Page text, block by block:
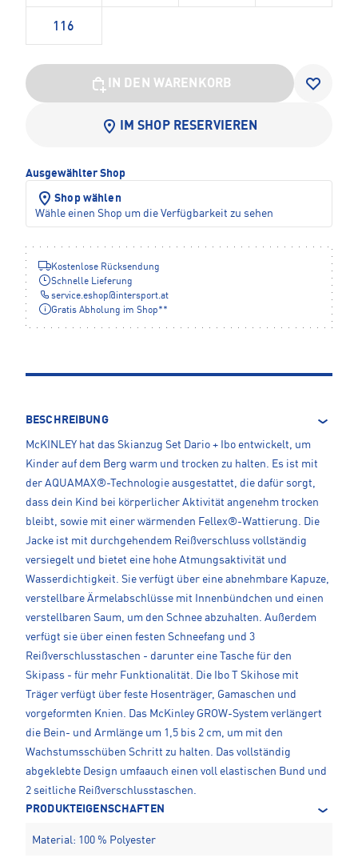
116
IN DEN WARENKORB
IM SHOP RESERVIEREN
Ausgewählter Shop
Shop wählen
Wähle einen Shop um die Verfügbarkeit zu sehen
Kostenlose Rücksendung
Schnelle Lieferung
service.eshop@intersport.at
Gratis Abholung im Shop**
BESCHREIBUNG
McKINLEY hat das Skianzug Set Dario + Ibo entwickelt, um
Kinder auf dem Berg warm und trocken zu halten. Es ist mit
der AQUAMAX®-Technologie ausgestattet, die dafür sorgt,
dass dein Kind bei körperlicher Aktivität angenehm trocken
bleibt, sowie mit einer wärmenden Fellex®-Wattierung. Die
Jacke ist mit durchgehendem Reißverschluss vollständig
versiegelt und bietet eine hohe Atmungsaktivität und
Wasserdichtigkeit. Sie verfügt über eine abnehmbare Kapuze,
verstellbare Ärmelabschlüsse mit Innenbündchen und einen
verstellbaren Saum, um den Schnee abzuhalten. Außerdem
verfügt sie über einen festen Schneefang und 3
Reißverschlusstaschen - darunter eine Tasche für den
Skipass - für mehr Funktionalität. Die Ibo T Skihose mit
Träger verfügt über feste Hosenträger, Gamaschen und
vorgeformten Knien. Das McKinley GROW-System verlängert
die Bein- und Armlänge um 1,5 bis 2 cm, um mit den
Wachstumsschüben Schritt zu halten. Das vollständig
abgeklebte Design umfaauch einen voll elastischen Bund und
2 seitliche Reißverschlusstaschen.
PRODUKTEIGENSCHAFTEN
Material: 100 % Polyester